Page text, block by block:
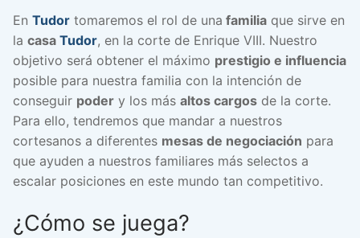
En Tudor tomaremos el rol de una familia que sirve en
la casa Tudor, en la corte de Enrique VIII. Nuestro
objetivo será obtener el máximo prestigio e influencia
posible para nuestra familia con la intención de
conseguir poder y los más altos cargos de la corte.
Para ello, tendremos que mandar a nuestros
cortesanos a diferentes mesas de negociación para
que ayuden a nuestros familiares más selectos a
escalar posiciones en este mundo tan competitivo.
¿Cómo se juega?